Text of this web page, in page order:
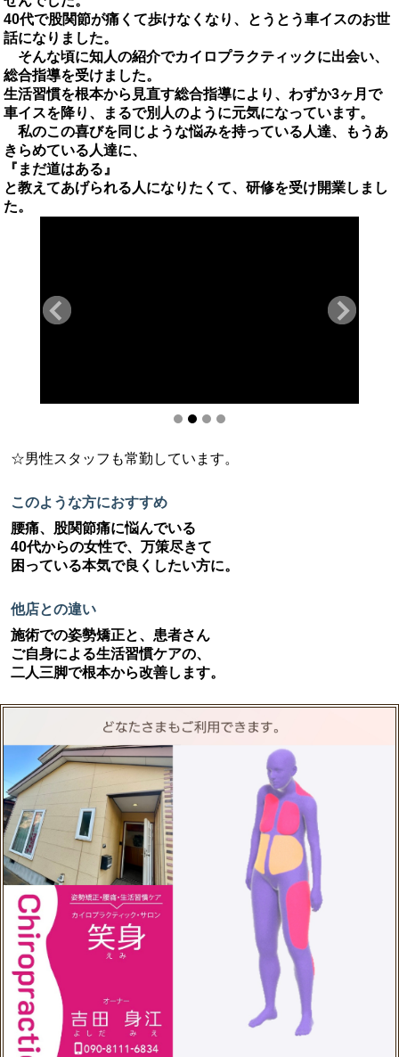
40代で股関節が痛くて歩けなくなり、とうとう車イスのお世
話になりました。
そんな頃に知人の紹介でカイロプラクティックに出会い、
総合指導を受けました。
生活習慣を根本から見直す総合指導により、わずか3ヶ月で
車イスを降り、まるで別人のように元気になっています。
私のこの喜びを同じような悩みを持っている人達、もうあ
きらめている人達に、
『まだ道はある』
と教えてあげられる人になりたくて、研修を受け開業しまし
た。
☆男性スタッフも常勤しています。
このような方におすすめ
腰痛、股関節痛に悩んでいる
40代からの女性で、万策尽きて
困っている本気で良くしたい方に。
他店との違い
施術での姿勢矯正と、患者さん
ご自身による生活習慣ケアの、
二人三脚で根本から改善します。